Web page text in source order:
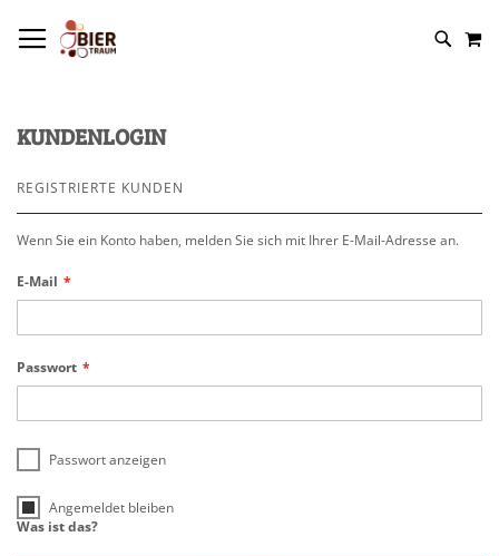
KUNDENLOGIN
REGISTRIERTE KUNDEN
Wenn Sie ein Konto haben, melden Sie sich mit Ihrer E-Mail-Adresse an.
E-Mail
Passwort
Passwort anzeigen
Angemeldet bleiben
Was ist das?